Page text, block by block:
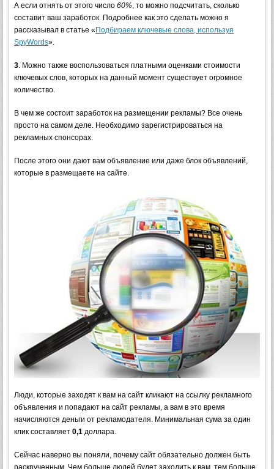
А если отнять от этого число 60% , то можно подсчитать, сколько
составит ваш заработок. Подробнее как это сделать можно я
рассказывал в статье «Подбираем ключевые слова, используя
SpyWords».
3 . Можно также воспользоваться платными оценками стоимости
ключевых слов, которых на данный момент существует огромное
количество.
В чем же состоит заработок на размещении рекламы? Все очень
просто на самом деле. Необходимо зарегистрироваться на
рекламных спонсорах.
После этого они дают вам объявление или даже блок объявлений,
которые в размещаете на сайте.
Люди, которые заходят к вам на сайт кликают на ссылку рекламного
объявления и попадают на сайт рекламы, а вам в это время
начисляются деньги от рекламодателя. Минимальная сума за один
клик составляет 0,1 доллара.
Сейчас наверно вы поняли, почему сайт обязательно должен быть
раскрученным. Чем больше людей будет заходить к вам, тем больше